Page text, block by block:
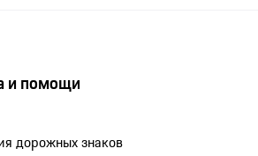
и помощи
дорожных знаков